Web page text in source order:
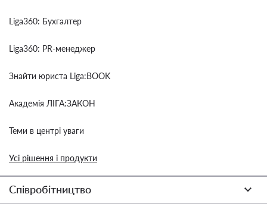
Liga360: Бухгалтер
Liga360: PR-менеджер
Знайти юриста Liga:BOOK
Академія ЛІГА:ЗАКОН
Теми в центрі уваги
Усі рішення і продукти
Співробітництво